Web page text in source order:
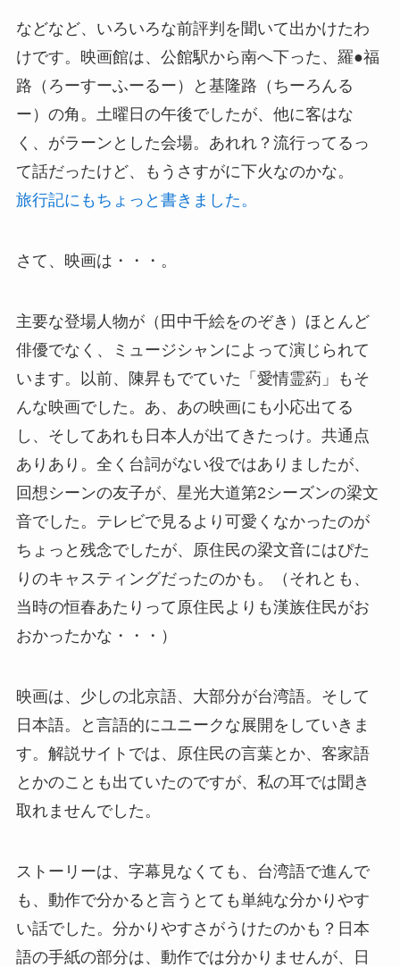
などなど、いろいろな前評判を聞いて出かけたわ
けです。映画館は、公館駅から南へ下った、羅●福
路（ろーすーふーるー）と基隆路（ちーろんる
ー）の角。土曜日の午後でしたが、他に客はな
く、がラーンとした会場。あれれ？流行ってるっ
て話だったけど、もうさすがに下火なのかな。
旅行記にもちょっと書きました。
さて、映画は・・・。
主要な登場人物が（田中千絵をのぞき）ほとんど
俳優でなく、ミュージシャンによって演じられて
います。以前、陳昇もでていた「愛情霊葯」もそ
んな映画でした。あ、あの映画にも小応出てる
し、そしてあれも日本人が出てきたっけ。共通点
ありあり。全く台詞がない役ではありましたが、
回想シーンの友子が、星光大道第2シーズンの梁文
音でした。テレビで見るより可愛くなかったのが
ちょっと残念でしたが、原住民の梁文音にはぴた
りのキャスティングだったのかも。（それとも、
当時の恒春あたりって原住民よりも漢族住民がお
おかったかな・・・）
映画は、少しの北京語、大部分が台湾語。そして
日本語。と言語的にユニークな展開をしていきま
す。解説サイトでは、原住民の言葉とか、客家語
とかのことも出ていたのですが、私の耳では聞き
取れませんでした。
ストーリーは、字幕見なくても、台湾語で進んで
も、動作で分かると言うとても単純な分かりやす
い話でした。分かりやすさがうけたのかも？日本
語の手紙の部分は、動作では分かりませんが、日